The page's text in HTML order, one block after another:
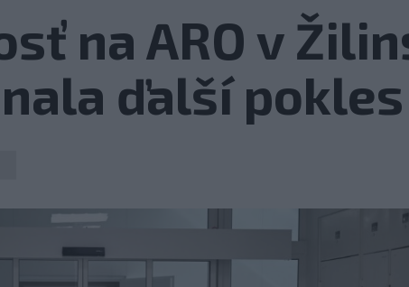
na ARO v
ďalší pokles